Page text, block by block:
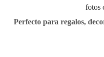
fotos
Perfecto para regalos,